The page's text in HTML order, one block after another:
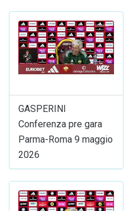
GASPERINI
Conferenza pre gara
Parma-Roma 9 maggio
2026